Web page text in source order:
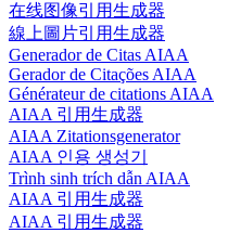
在线图像引用生成器
線上圖片引用生成器
Generador de Citas AIAA
Gerador de Citações AIAA
Générateur de citations AIAA
AIAA 引用生成器
AIAA Zitationsgenerator
AIAA 인용 생성기
Trình sinh trích dẫn AIAA
AIAA 引用生成器
AIAA 引用生成器